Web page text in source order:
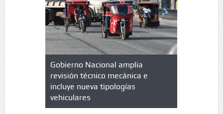
de
en
Gobierno Nacional amplia
revisión técnico mecánica e
incluye nueva tipologías
vehiculares
Qué es
cuáles